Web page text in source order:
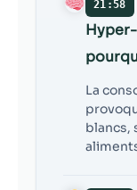
21:58
La
blancs,